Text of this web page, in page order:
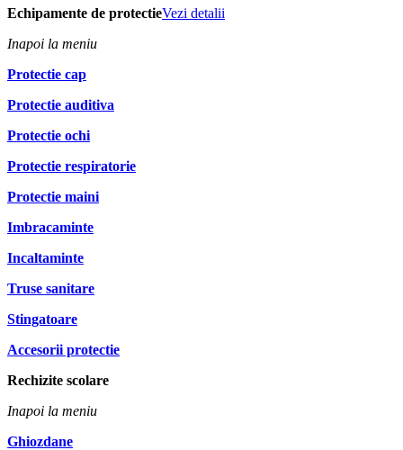
Echipamente de protectieVezi detalii
Inapoi la meniu
Protectie cap
Protectie auditiva
Protectie ochi
Protectie respiratorie
Protectie maini
Imbracaminte
Incaltaminte
Truse sanitare
Stingatoare
Accesorii protectie
Rechizite scolare
Inapoi la meniu
Ghiozdane